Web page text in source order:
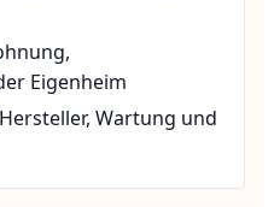
Eigenheim
Wartung und